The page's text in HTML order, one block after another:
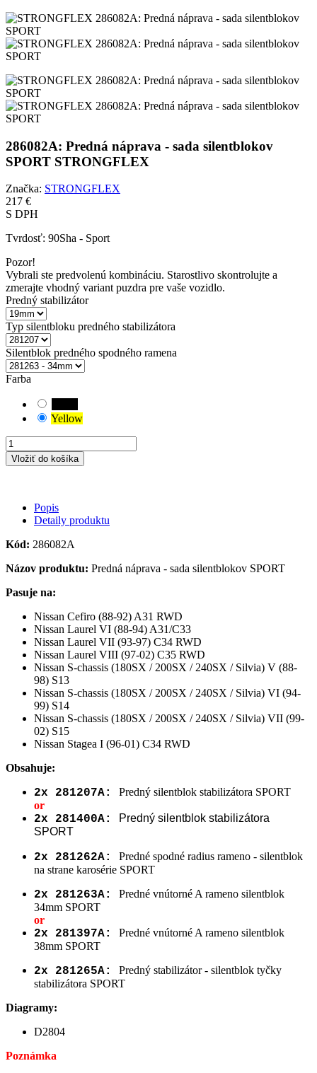
286082A: Predná náprava - sada silentblokov
SPORT STRONGFLEX
Značka: STRONGFLEX
217 €
S DPH
Tvrdosť: 90Sha - Sport
Pozor!
Vybrali ste predvolenú kombináciu. Starostlivo skontrolujte a
zmerajte vhodný variant puzdra pre vaše vozidlo.
Predný stabilizátor
Typ silentbloku predného stabilizátora
Silentblok predného spodného ramena
Farba
Yellow
Vložiť do košíka
Popis
Detaily produktu
Kód: 286082A
Názov produktu: Predná náprava - sada silentblokov SPORT
Pasuje na:
Nissan Cefiro (88-92) A31 RWD
Nissan Laurel VI (88-94) A31/C33
Nissan Laurel VII (93-97) C34 RWD
Nissan Laurel VIII (97-02) C35 RWD
Nissan S-chassis (180SX / 200SX / 240SX / Silvia) V (88-
98) S13
Nissan S-chassis (180SX / 200SX / 240SX / Silvia) VI (94-
99) S14
Nissan S-chassis (180SX / 200SX / 240SX / Silvia) VII (99-
02) S15
Nissan Stagea I (96-01) C34 RWD
Obsahuje:
2x 281207A: Predný silentblok stabilizátora SPORT
or
2x 281400A:
Predný silentblok stabilizátora
SPORT
2x 281262A: Predné spodné radius rameno - silentblok
na strane karosérie SPORT
2x 281263A: Predné vnútorné A rameno silentblok
34mm SPORT
or
2x 281397A: Predné vnútorné A rameno silentblok
38mm SPORT
2x 281265A: Predný stabilizátor - silentblok tyčky
stabilizátora SPORT
Diagramy:
D2804
Poznámka